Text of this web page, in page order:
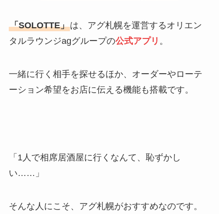
「SOLOTTE」は、アグ札幌を運営するオリエン
タルラウンジagグループの公式アプリ 。
一緒に行く相手を探せるほか、オーダーやローテ
ーション希望をお店に伝える機能も搭載です。
「1人で相席居酒屋に行くなんて、恥ずかし
い……」
そんな人にこそ、アグ札幌がおすすめなのです。